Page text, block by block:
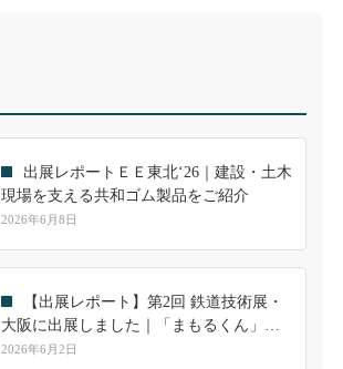
出展レポートＥＥ東北‘26｜建設・土木
現場を支える共和ゴム製品をご紹介
2026年6月8日
【出展レポート】第2回 鉄道技術展・
大阪に出展しました｜「まもるくん」へ
の高い関心を実感
2026年6月2日